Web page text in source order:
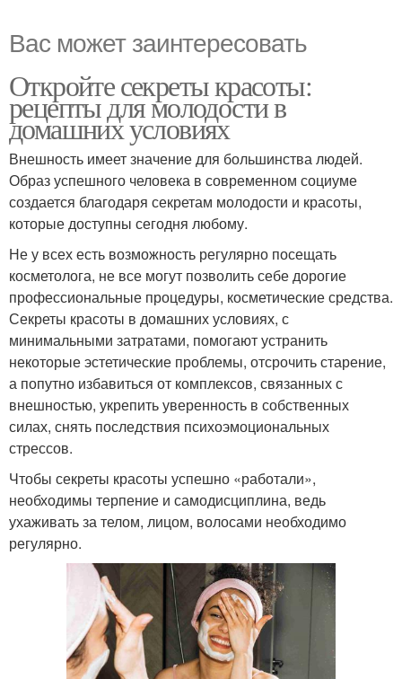
Вас может заинтересовать
Откройте секреты красоты:
рецепты для молодости в
домашних условиях
Внешность имеет значение для большинства людей.
Образ успешного человека в современном социуме
создается благодаря секретам молодости и красоты,
которые доступны сегодня любому.
Не у всех есть возможность регулярно посещать
косметолога, не все могут позволить себе дорогие
профессиональные процедуры, косметические средства.
Секреты красоты в домашних условиях, с
минимальными затратами, помогают устранить
некоторые эстетические проблемы, отсрочить старение,
а попутно избавиться от комплексов, связанных с
внешностью, укрепить уверенность в собственных
силах, снять последствия психоэмоциональных
стрессов.
Чтобы секреты красоты успешно «работали»,
необходимы терпение и самодисциплина, ведь
ухаживать за телом, лицом, волосами необходимо
регулярно.